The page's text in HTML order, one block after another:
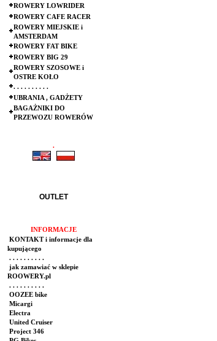
ROWERY LOWRIDER
ROWERY CAFE RACER
ROWERY MIEJSKIE i
AMSTERDAM
ROWERY FAT BIKE
ROWERY BIG 29
ROWERY SZOSOWE i
OSTRE KOŁO
. . . . . . . . . .
UBRANIA , GADŻETY
BAGAŻNIKI DO
PRZEWOZU ROWERÓW
.
OUTLET
INFORMACJE
KONTAKT i informacje dla
kupującego
. . . . . . . . . .
jak zamawiać w sklepie
ROOWERY.pl
. . . . . . . . . .
OOZEE bike
Micargi
Electra
United Cruiser
Project 346